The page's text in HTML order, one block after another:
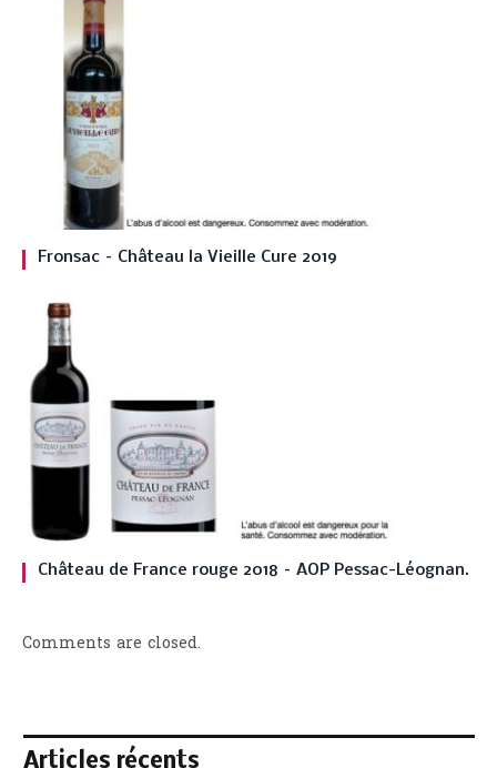
Fronsac – Château la Vieille Cure 2019
Château de France rouge 2018 – AOP Pessac-Léognan.
Comments are closed.
Articles récents